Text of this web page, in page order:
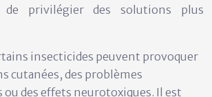
de privilégier des solutions plus
insecticides peuvent provoquer
cutanées, des problèmes
des effets neurotoxiques. Il est